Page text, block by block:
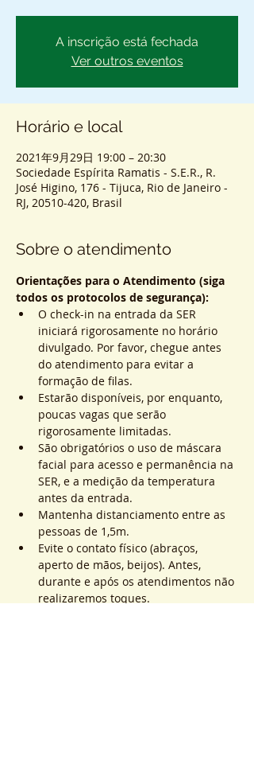
A inscrição está fechada
Ver outros eventos
Horário e local
2021年9月29日 19:00 – 20:30
Sociedade Espírita Ramatis - S.E.R., R.
José Higino, 176 - Tijuca, Rio de Janeiro -
RJ, 20510-420, Brasil
Sobre o atendimento
Orientações para o Atendimento (siga
todos os protocolos de segurança):
O check-in na entrada da SER
iniciará rigorosamente no horário
divulgado. Por favor, chegue antes
do atendimento para evitar a
formação de filas.
Estarão disponíveis, por enquanto,
poucas vagas que serão
rigorosamente limitadas.
São obrigatórios o uso de máscara
facial para acesso e permanência na
SER, e a medição da temperatura
antes da entrada.
Mantenha distanciamento entre as
pessoas de 1,5m.
Evite o contato físico (abraços,
aperto de mãos, beijos). Antes,
durante e após os atendimentos não
realizaremos toques.